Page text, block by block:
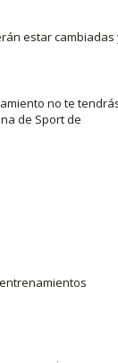
estar cambiadas
no te
de Sport de